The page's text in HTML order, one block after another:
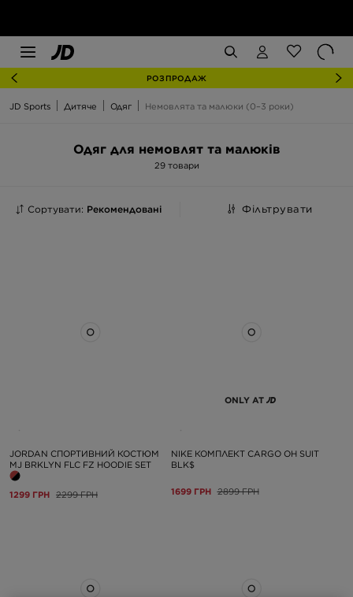
РОЗПРОДАЖ
JD Sports Дитяче Одяг Немовлята та малюки (0–3 роки)
Одяг для немовлят та малюків
29 товари
Сортувати: Рекомендовані Фільтрувати
JORDAN СПОРТИВНИЙ КОСТЮМ
MJ BRKLYN FLC FZ HOODIE SET
1299 ГРН 2299 ГРН
ONLY AT
NIKE КОМПЛЕКТ CARGO OH SUIT
BLK$
1699 ГРН 2899 ГРН